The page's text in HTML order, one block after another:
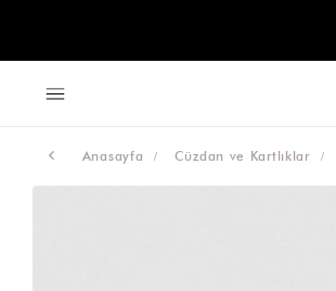
Anasayfa Cüzdan ve Kartlıklar